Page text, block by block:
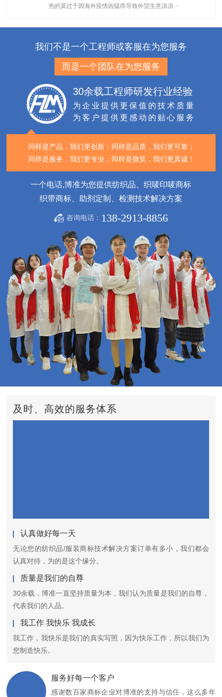
热的莫过于因海外疫情凶猛而导致外贸生意凉凉···
我们不是一个工程师或客服在为您服务
而是一个团队在为您服务
30余载工程师研发行业经验
为企业提供更保值的技术质量
为客户提供更感动的贴心服务
同样是产品，我们更创新； 同样是品质，我们更可靠；
同样是服务，我们更专业； 同样是微笑，我们更真诚！
一个电话,博准为您提供纺织品、织唛印唛商标
织带商标、助剂定制、检测技术解决方案
咨询电话： 138-2913-8856
及时、高效的服务体系
认真做好每一天
无论您的纺织品/服装商标技术解决方案订单有多小，我们都会
认真对待，为的是这个缘分。
质量是我们的自尊
30余载，博准一直坚持质量为本，我们认为质量是我们的自尊，
代表我们的人品。
我工作 我快乐 我成长
我工作，我快乐是我们的真实写照，因为快乐工作，所以我们为
您制造快乐。
服务好每一个客户
感谢数百家商标企业对博准的支持与信任，这么多年